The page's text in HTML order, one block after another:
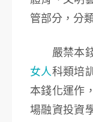
管部分，分
嚴禁本錢
女人科類培
本錢化運作
場融資投資